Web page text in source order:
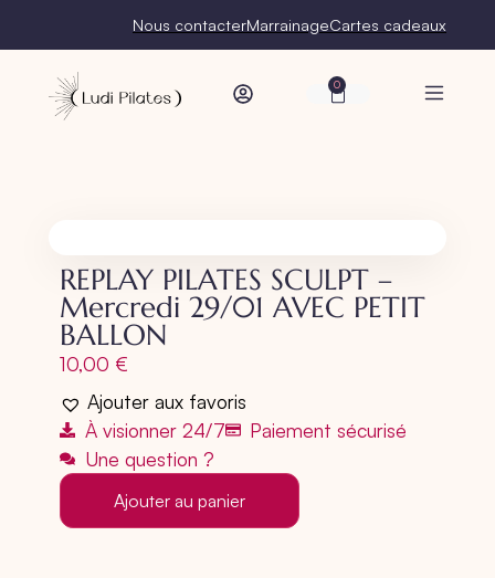
Nous contacterMarrainageCartes cadeaux
0
REPLAY PILATES SCULPT –
Mercredi 29/01 AVEC PETIT
BALLON
10,00 €
Ajouter aux favoris
À visionner 24/7
Paiement sécurisé
Une question ?
Ajouter au panier